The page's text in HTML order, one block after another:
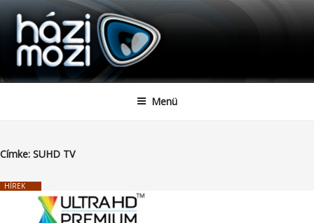
Tartalomhoz
HAZIMOZI
Menü
Címke: SUHD TV
HÍREK